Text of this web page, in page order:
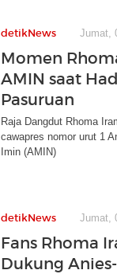
detikNews Jumat,
Momen
AMIN saat
Pasuruan
Raja Dangdut Rhoma
cawapres nomor urut 1
Imin (AMIN)
detikNews Jumat,
Fans Rhoma
Dukung